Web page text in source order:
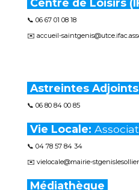
Centre de Loisirs (
📞 06 67 01 08 18
✉️ accueil-
Astreintes Adjoints
📞 06 80 84 00 85
Vie Locale:
📞 04 78 57 84 34
✉️ vielocale@mairie-
Médiathèque